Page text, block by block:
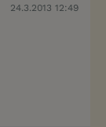
24.3.2013 12:49